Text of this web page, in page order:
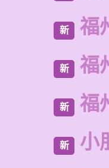
新 福
新 福
新 福
新 小